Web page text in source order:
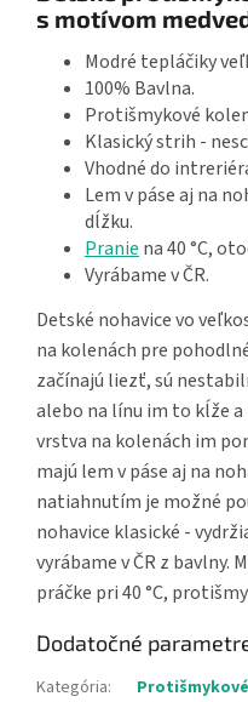
s motívom
Modré tepláčiky
100% Bavlna.
Protišmykové
Klasický strih -
Vhodné do
Lem v páse aj na
dĺžku.
Pranie na 40 °C,
Vyrábame v ČR.
Detské nohavice vo
na kolenách pre
začínajú liezť, sú
alebo na línu im to kĺže
vrstva na kolenách im
majú lem v páse aj na
natiahnutím je možné
nohavice klasické -
vyrábame v ČR z bavlny.
práčke pri 40 °C,
Dodatočné
Kategória: